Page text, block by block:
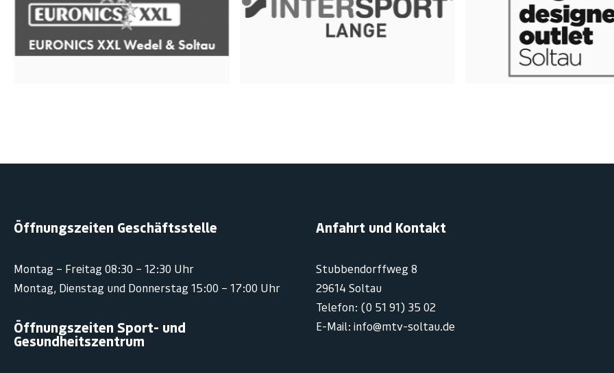
Öffnungszeiten Geschäftsstelle
Montag – Freitag 08:30 – 12:30 Uhr
Montag, Dienstag und Donnerstag 15:00 – 17:00 Uhr
Öffnungszeiten Sport- und
Gesundheitszentrum
Anfahrt und Kontakt
Stubbendorffweg 8
29614 Soltau
Telefon: (0 51 91) 35 02
E-Mail: info@mtv-soltau.de